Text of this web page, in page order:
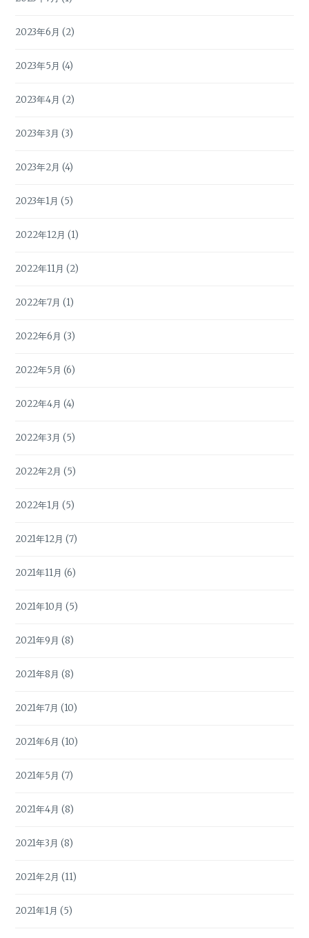
2023年6月 (2)
2023年5月 (4)
2023年4月 (2)
2023年3月 (3)
2023年2月 (4)
2023年1月 (5)
2022年12月 (1)
2022年11月 (2)
2022年7月 (1)
2022年6月 (3)
2022年5月 (6)
2022年4月 (4)
2022年3月 (5)
2022年2月 (5)
2022年1月 (5)
2021年12月 (7)
2021年11月 (6)
2021年10月 (5)
2021年9月 (8)
2021年8月 (8)
2021年7月 (10)
2021年6月 (10)
2021年5月 (7)
2021年4月 (8)
2021年3月 (8)
2021年2月 (11)
2021年1月 (5)